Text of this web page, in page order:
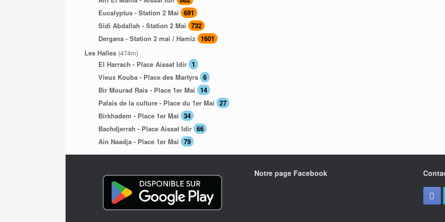
Eucalyptus - Station 2 Mai 691
Sidi Abdallah - Station 2 Mai 732
Dergana - Station 2 mai / Hamiz 1601
Les Halles (474m)
El Harrach - Place Aissat Idir 1
Vieux Kouba - Place des Martyrs 6
Bir Mourad Rais - Place 1er Mai 14
Palais de la culture - Place du 1er Mai 27
Birkhadem - Place 1er Mai 34
Bachdjerrah - Place Aissat Idir 66
Ain Naadja - Place 1er Mai 79
Notre page Facebook